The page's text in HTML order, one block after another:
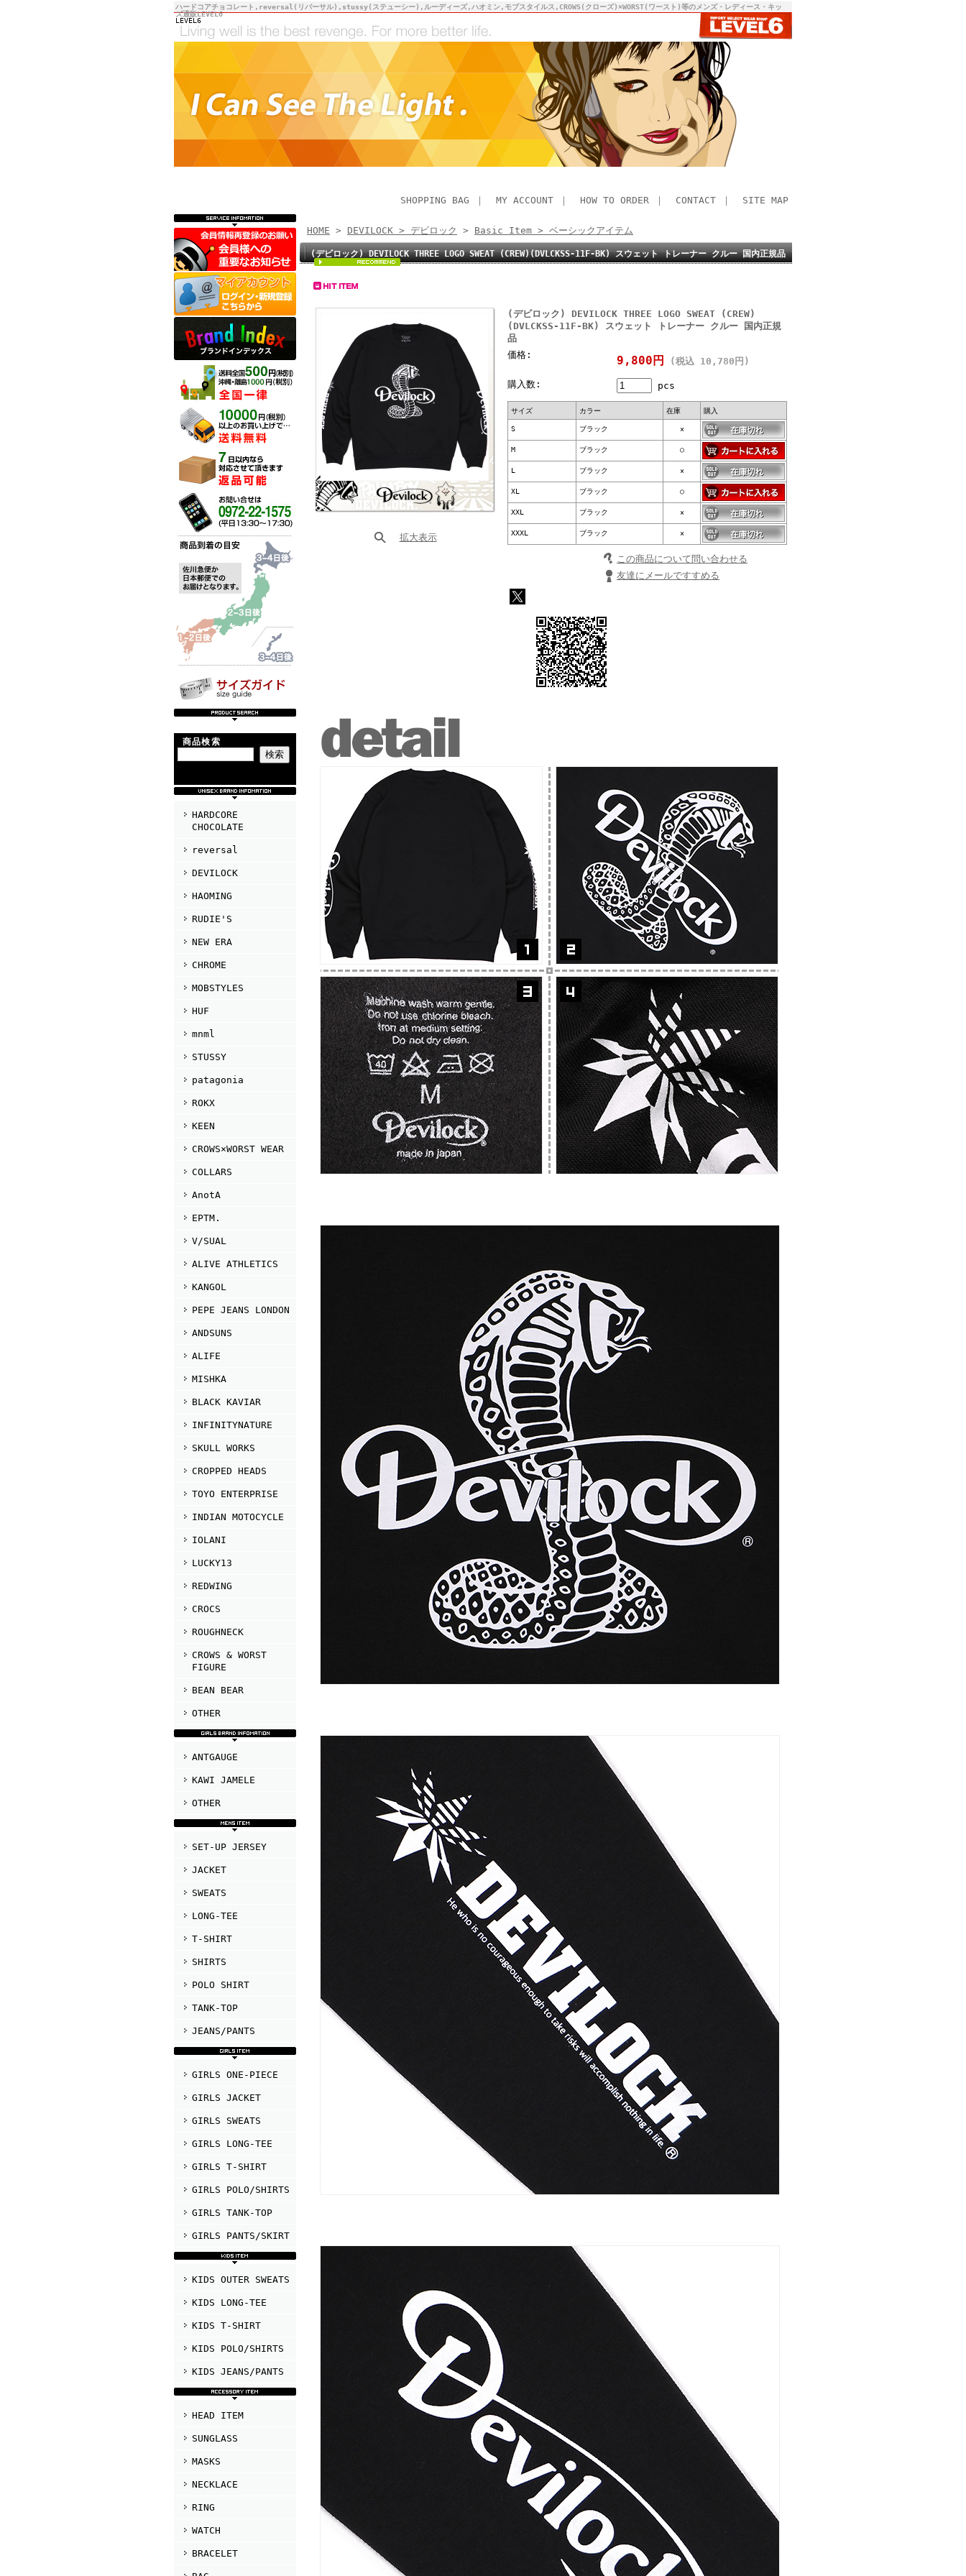
ハードコアチョコレート,reversal(リバーサル),stussy(ステューシー),ルーディーズ,ハオミン,モブスタイルス,CROWS(クローズ)×WORST(ワースト)等のメンズ・レディース・キッ
ズ通販LEVEL6
LEVEL6
SHOPPING BAG ｜ MY ACCOUNT ｜ HOW TO ORDER ｜ CONTACT ｜ SITE MAP
商品検索
HARDCORE
CHOCOLATE
reversal
DEVILOCK
HAOMING
RUDIE'S
NEW ERA
CHROME
MOBSTYLES
HUF
mnml
STUSSY
patagonia
ROKX
KEEN
CROWS×WORST WEAR
COLLARS
AnotA
EPTM.
V/SUAL
ALIVE ATHLETICS
KANGOL
PEPE JEANS LONDON
ANDSUNS
ALIFE
MISHKA
BLACK KAVIAR
INFINITYNATURE
SKULL WORKS
CROPPED HEADS
TOYO ENTERPRISE
INDIAN MOTOCYCLE
IOLANI
LUCKY13
REDWING
CROCS
ROUGHNECK
CROWS & WORST
FIGURE
BEAN BEAR
OTHER
ANTGAUGE
KAWI JAMELE
OTHER
SET-UP JERSEY
JACKET
SWEATS
LONG-TEE
T-SHIRT
SHIRTS
POLO SHIRT
TANK-TOP
JEANS/PANTS
GIRLS ONE-PIECE
GIRLS JACKET
GIRLS SWEATS
GIRLS LONG-TEE
GIRLS T-SHIRT
GIRLS POLO/SHIRTS
GIRLS TANK-TOP
GIRLS PANTS/SKIRT
KIDS OUTER SWEATS
KIDS LONG-TEE
KIDS T-SHIRT
KIDS POLO/SHIRTS
KIDS JEANS/PANTS
HEAD ITEM
SUNGLASS
MASKS
NECKLACE
RING
WATCH
BRACELET
HOME > DEVILOCK > デビロック > Basic Item > ベーシックアイテム
(デビロック) DEVILOCK THREE LOGO SWEAT (CREW)(DVLCKSS-11F-BK) スウェット トレーナー クルー 国内正規品
拡大表示
(デビロック) DEVILOCK THREE LOGO SWEAT (CREW)
(DVLCKSS-11F-BK) スウェット トレーナー クルー 国内正規
品
価格:
9,800円 (税込 10,780円)
購入数: pcs
サイズ カラー 在庫 購入
S ブラック ×
M ブラック ○
L ブラック ×
XL ブラック ○
XXL ブラック ×
XXXL ブラック ×
この商品について問い合わせる
友達にメールですすめる